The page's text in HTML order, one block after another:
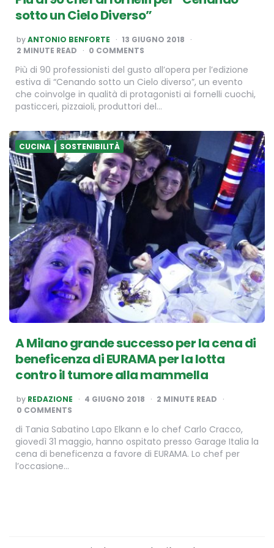
sotto un Cielo Diverso”
POSTED
BY
byANTONIO BENFORTE
13 GIUGNO 2018
2 MINUTE READ 0 COMMENTS
Più di 90 professionisti del gusto all’opera per l’edizione
estiva di “Cenando sotto un Cielo diverso”, un evento
che coinvolge in qualità di protagonisti ai fornelli cuochi,
pasticceri, pizzaioli, produttori del…
CUCINA SOSTENIBILITÀ
A Milano grande successo per la cena di
beneficenza di EURAMA per la lotta
contro il tumore alla mammella
POSTED
BY
by REDAZIONE 4 GIUGNO 2018 2 MINUTE READ
0 COMMENTS
di Tania Sabatino Lapo Elkann e lo chef Carlo Cracco,
giovedì 31 maggio, hanno ospitato presso Garage Italia la
cena di beneficenza a favore di EURAMA. Lo chef per
l’occasione…